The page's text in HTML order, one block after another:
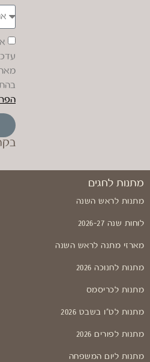
מתנות לחגים
מתנות לראש השנה
לוחות שנה 2026-27
מארזי מתנה לראש השנה
מתנות לחנוכה 2026
מתנות לכריסמס
מתנות לט"ו בשבט 2026
מתנות לפורים 2026
מתנות ליום המשפחה